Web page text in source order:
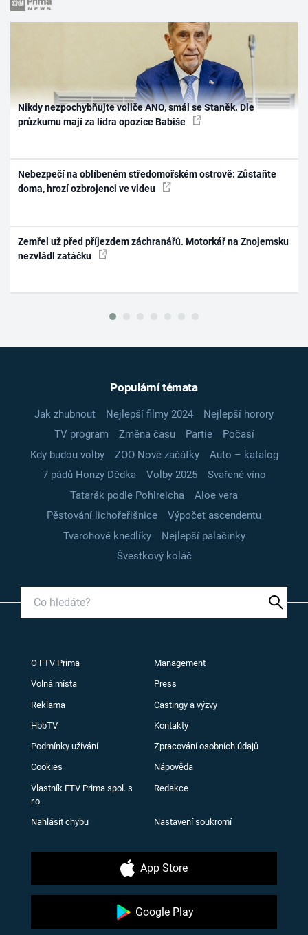
Nikdy nezpochybňujte voliče ANO, smál se Staněk. Dle
průzkumu mají za lídra opozice Babiše
Nebezpečí na oblíbeném středomořském ostrově: Zůstaňte
doma, hrozí ozbrojenci ve videu
Zemřel už před příjezdem záchranářů. Motorkář na Znojemsku
nezvládl zatáčku
Populární témata
Jak zhubnout Nejlepší filmy 2024
Nejlepší horory
TV program
Změna času Partie
Počasí
Kdy budou volby
ZOO Nové začátky
Auto – katalog
7 pádů Honzy Dědka
Volby 2025
Svařené víno
Tatarák podle Pohlreicha
Aloe vera
Pěstování lichořeřišnice
Výpočet ascendentu
Tvarohové knedlíky
Nejlepší palačinky
Švestkový koláč
O FTV Prima Management
Volná místa Press
Reklama Castingy a výzvy
HbbTV Kontakty
Podmínky užívání Zpracování osobních údajů
Cookies Nápověda
Vlastník FTV Prima spol. s
r.o.
Redakce
Nahlásit chybu Nastavení soukromí
App Store
Google Play